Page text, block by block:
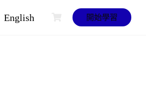
English 開始學習